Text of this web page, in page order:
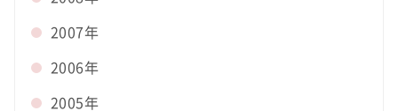
2007年
2006年
2005年